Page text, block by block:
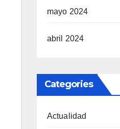
mayo 2024
abril 2024
Categories
Actualidad